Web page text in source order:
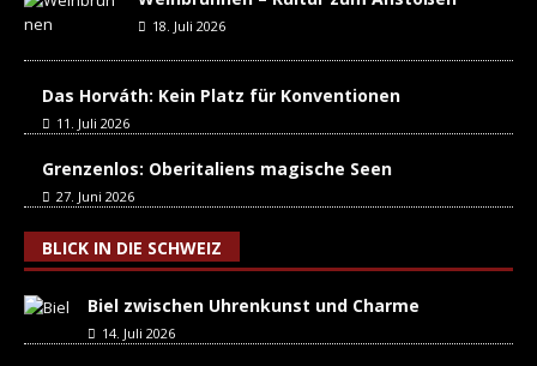
18. Juli 2026
Das Horváth: Kein Platz für Konventionen
11. Juli 2026
Grenzenlos: Oberitaliens magische Seen
27. Juni 2026
BLICK IN DIE SCHWEIZ
Biel zwischen Uhrenkunst und Charme
14. Juli 2026